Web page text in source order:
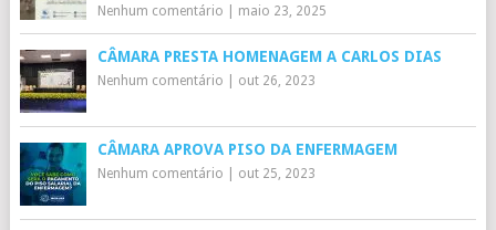
Nenhum comentário maio 23, 2025
CÂMARA PRESTA HOMENAGEM A CARLOS DIAS
Nenhum comentário out 26, 2023
CÂMARA APROVA PISO DA ENFERMAGEM
Nenhum comentário out 25, 2023